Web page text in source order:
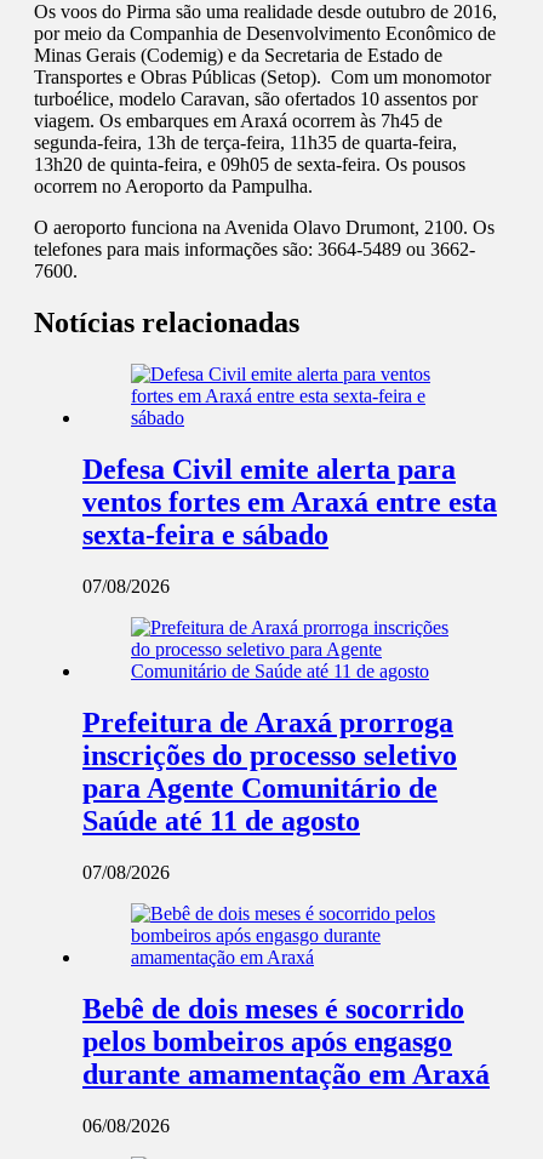
Os voos do Pirma são uma realidade desde outubro de 2016,
por meio da Companhia de Desenvolvimento Econômico de
Minas Gerais (Codemig) e da Secretaria de Estado de
Transportes e Obras Públicas (Setop). Com um monomotor
turboélice, modelo Caravan, são ofertados 10 assentos por
viagem. Os embarques em Araxá ocorrem às 7h45 de
segunda-feira, 13h de terça-feira, 11h35 de quarta-feira,
13h20 de quinta-feira, e 09h05 de sexta-feira. Os pousos
ocorrem no Aeroporto da Pampulha.
O aeroporto funciona na Avenida Olavo Drumont, 2100. Os
telefones para mais informações são: 3664-5489 ou 3662-
7600.
Notícias relacionadas
Defesa Civil emite alerta para
ventos fortes em Araxá entre esta
sexta-feira e sábado
07/08/2026
Prefeitura de Araxá prorroga
inscrições do processo seletivo
para Agente Comunitário de
Saúde até 11 de agosto
07/08/2026
Bebê de dois meses é socorrido
pelos bombeiros após engasgo
durante amamentação em Araxá
06/08/2026